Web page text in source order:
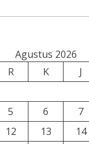
Agustus 2026
R K J
5 6 7
12 13 14